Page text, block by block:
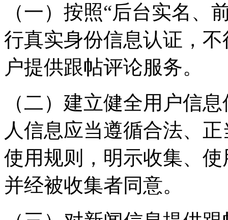
（一）按照“后台实名、
行真实身份信息认证，
户提供跟帖评论服务。
（二）建立健全用户信
人信息应当遵循合法、
使用规则，明示收集、
并经被收集者同意。